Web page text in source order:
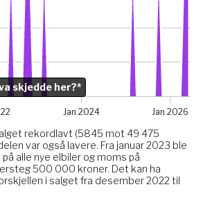
displaying Time. Data ranges from
displaying prosent. Data ranges
Related to Elektriske, data point
rekordlavt (5845 mot 49 475
var også lavere. Fra januar 2023 ble
alle nye elbiler og moms på
500 000 kroner. Det kan ha
i salget fra desember 2022 til
Jan 2024 Jan 2026
skjedde her?*